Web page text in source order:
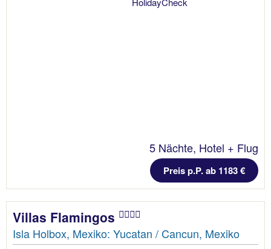
5 Nächte, Hotel + Flug
Preis p.P. ab 1183 €
Villas Flamingos
Isla Holbox, Mexiko: Yucatan / Cancun, Mexiko